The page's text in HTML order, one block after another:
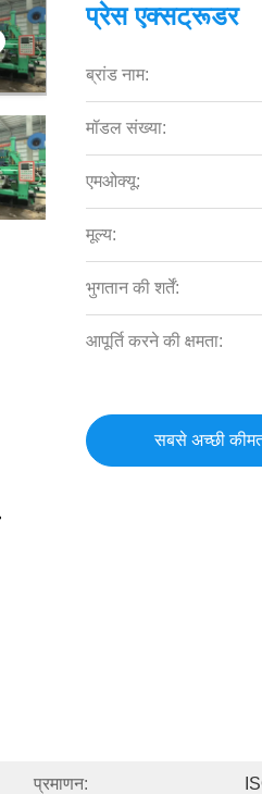
प्रेस एक्सट्रूडर
ब्रांड नाम:
मॉडल संख्या:
एमओक्यू:
मूल्य:
भुगतान की शर्तें:
आपूर्ति करने की क्षमता:
सबसे अच्छी
प्रमाणन: